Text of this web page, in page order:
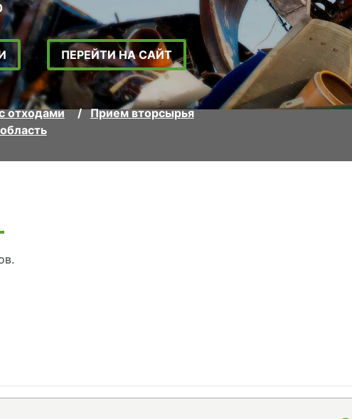
ПЕРЕЙТИ НА САЙТ
отходами
Прием вторсырья